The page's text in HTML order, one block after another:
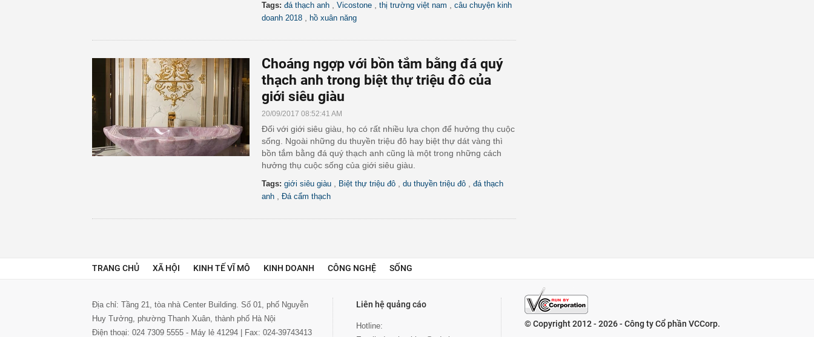
Tags: đá thạch anh Vicostone thị trường việt nam
câu chuyện kinh
doanh 2018
hồ xuân năng
Choáng ngợp với bồn tắm bằng đá quý
thạch anh trong biệt thự triệu đô của
giới siêu giàu
20/09/2017 08:52:41 AM
Đối với giới siêu giàu, họ có rất nhiều lựa chọn để hưởng thụ cuộc
sống. Ngoài những du thuyền triệu đô hay biệt thự dát vàng thì
bồn tắm bằng đá quý thạch anh cũng là một trong những cách
hưởng thụ cuộc sống của giới siêu giàu.
Tags: giới siêu giàu Biệt thự triệu đô du thuyền triệu đô
đá thạch
anh
Đá cẩm thạch
TRANG CHỦ XÃ HỘI KINH TẾ VĨ MÔ KINH DOANH CÔNG NGHỆ SỐNG
Địa chỉ: Tầng 21, tòa nhà Center Building. Số 01, phố Nguyễn
Huy Tưởng, phường Thanh Xuân, thành phố Hà Nội
Điện thoại: 024 7309 5555 - Máy lẻ 41294 | Fax: 024-39743413
Liên hệ quảng cáo
Hotline:
© Copyright 2012 - 2026 - Công ty Cổ phần VCCorp.